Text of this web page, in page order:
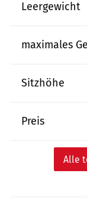
Leergewicht
maximales
Sitzhöhe
Preis
Alle